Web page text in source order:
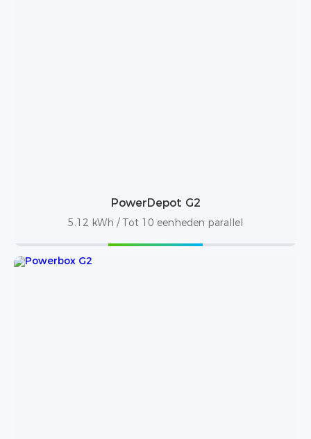
PowerDepot G2
5.12 kWh / Tot 10 eenheden parallel